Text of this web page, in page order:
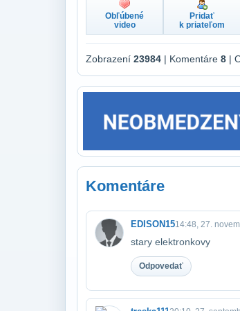
Obľúbené
video
Pridať
k priateľom
Zobrazení 23984 | Komentáre 8 |
Komentáre
EDISON1514:48, 27.
stary elektronkovy
Odpovedať